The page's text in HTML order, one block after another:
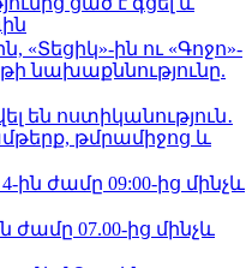
«Տեցիկ»-ին ու «Գոջո»-
նախաքննությունը.
են ոստիկանություն․
թմրամիջոց և
ին ժամը 09:00-ից մինչև
ժամը 07.00-ից մինչև